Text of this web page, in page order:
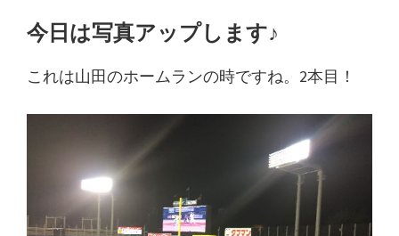
今日は写真アップします♪
これは山田のホームランの時ですね。2本目！